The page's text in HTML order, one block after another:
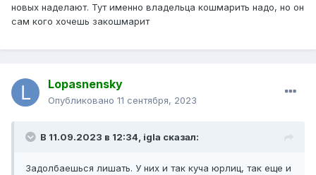
новых наделают. Тут именно владельца кошмарить надо, но он
сам кого хочешь закошмарит
Lopasnensky
Опубликовано 11 сентября, 2023
В 11.09.2023 в 12:34, igla сказал:
Задолбаешься лишать. У них и так куча юрлиц, так еще и